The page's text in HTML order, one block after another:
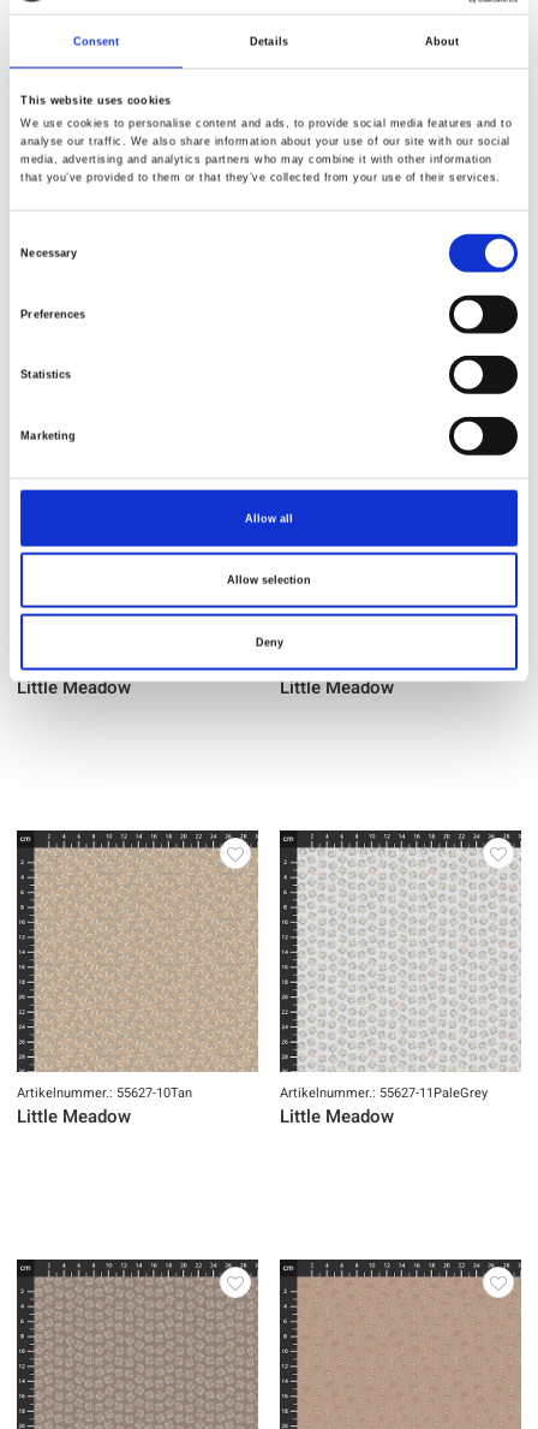
Consent Details About
This website uses cookies
We use cookies to personalise content and ads, to provide social media features and to
analyse our traffic. We also share information about your use of our site with our social
media, advertising and analytics partners who may combine it with other information
that you’ve provided to them or that they’ve collected from your use of their services.
Necessary
Preferences
Statistics
Marketing
Allow all
Allow selection
Deny
Little Meadow
Artikelnummer.: 55626-4Almond
Artikelnummer.: 55626-8Slate
Little Meadow
Artikelnummer.: 55626-9Earth
Little Meadow
Artikelnummer.: 55627-10Tan
Little Meadow
Artikelnummer.: 55627-11PaleGrey
Little Meadow